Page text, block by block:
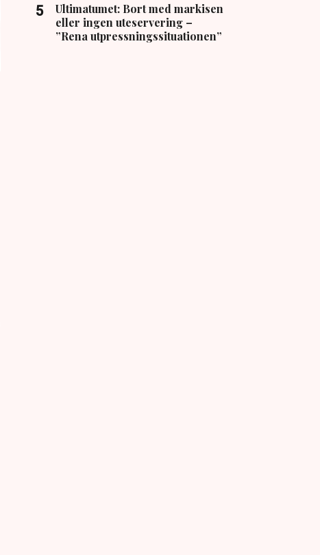
Ultimatumet: Bort med markisen
eller ingen uteservering –
”Rena utpressningssituationen”